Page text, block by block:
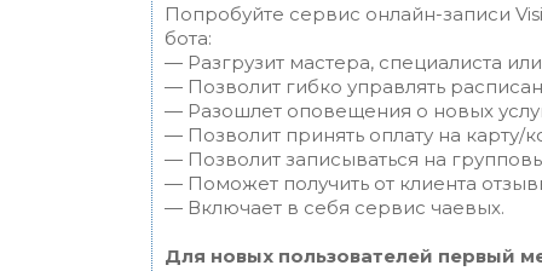
Попробуйте сервис онлайн-записи
бота:
— Разгрузит мастера, специалиста
— Позволит гибко управлять
— Разошлет оповещения о новых
— Позволит принять оплату на карту/
— Позволит записываться на
— Поможет получить от клиента
— Включает в себя сервис чаевых.
Для новых пользователей первый